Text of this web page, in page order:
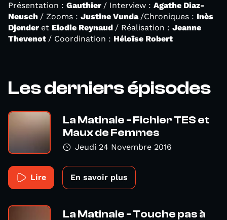
Présentation : Gauthier / Interview : Agathe Diaz-
Neusch / Zooms : Justine Vunda /Chroniques : Inès
Djender et Elodie Reynaud / Réalisation : Jeanne
Thevenot / Coordination : Héloïse Robert
Les derniers épisodes
La Matinale - Fichier TES et
Maux de Femmes
Jeudi 24 Novembre 2016
Lire En savoir plus
La Matinale - Touche pas à